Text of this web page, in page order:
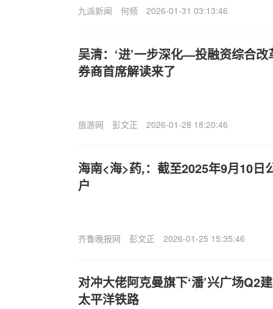
九派新闻 何频 2026-01-31 03:13:46
吴清：‘进’一步深化—投融资综合
券商首席解读来了
旅游网 彭文正 2026-01-28 18:20:46
海南<海>药,：截至2025年9月10日
户
齐鲁晚报网 彭文正 2026-01-25 15:35:46
对冲大佬阿克曼旗下‘潘’兴广场Q2
太平洋铁路